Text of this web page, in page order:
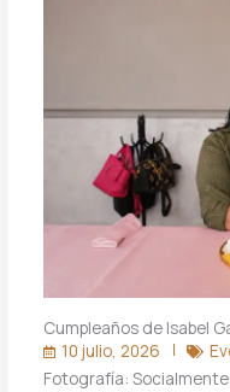
Cumpleaños de Isabel
10 julio, 2026
Fotografía: